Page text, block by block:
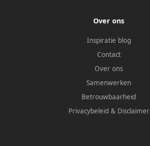
Over ons
Inspiratie blog
Contact
Over ons
Samenwerken
Betrouwbaarheid
Privacybeleid & Disclaimer